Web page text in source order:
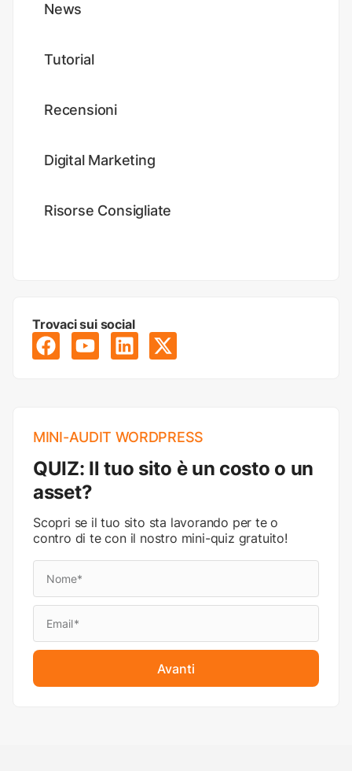
News
Tutorial
Recensioni
Digital Marketing
Risorse Consigliate
Trovaci sui social
MINI-AUDIT WORDPRESS
QUIZ: Il tuo sito è un costo o un
asset?
Scopri se il tuo sito sta lavorando per te o
contro di te con il nostro mini-quiz gratuito!
Avanti